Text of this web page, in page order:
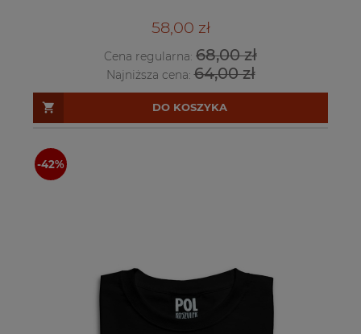
58,00 zł
Cena regularna: 68,00 zł
Najniższa cena:64,00 zł
DO KOSZYKA